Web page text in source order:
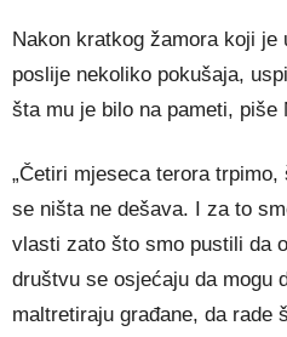
Nakon kratkog žamora koji je
poslije nekoliko pokušaja,
šta mu je bilo na pameti, piše
„Četiri mjeseca terora
se ništa ne dešava. I za to
vlasti zato što smo pustili da
društvu se osjećaju da mogu
maltretiraju građane, da rade